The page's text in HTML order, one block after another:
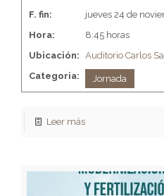
F. fin:
jueves 24 de
Hora:
8:45 horas
Ubicación: Auditorio Carlos
Categoria:
Jornada
Leer más